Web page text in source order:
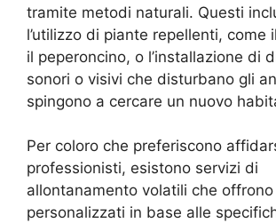
tramite metodi naturali. Questi
l’utilizzo di piante repellenti, come
il peperoncino, o l’installazione di
sonori o visivi che disturbano gli
spingono a cercare un nuovo
Per coloro che preferiscono
professionisti, esistono servizi di
allontanamento volatili che
personalizzati in base alle